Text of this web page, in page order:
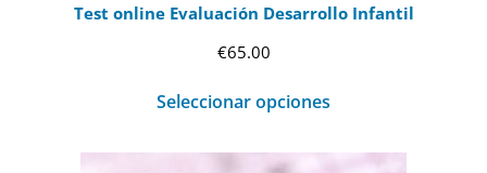
Test online Evaluación Desarrollo Infantil
€65.00
Seleccionar opciones